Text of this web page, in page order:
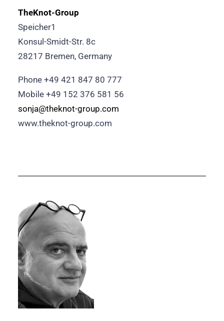
TheKnot-Group
Speicher1
Konsul-Smidt-Str. 8c
28217 Bremen, Germany
Phone +49 421 847 80 777
Mobile +49 152 376 581 56
sonja@theknot-group.com
www.theknot-group.com